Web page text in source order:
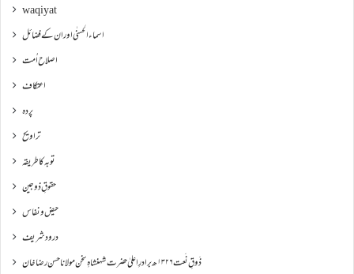
waqiyat
اسماءالحسنٰی اور ان کے فضائل
اصلاح اُمت
اعتکاف
پردہ
تراویح
توبہ کا طریقہ
حقوقِ ذوجین
حیض و نفاس
درود شریف
ذَوقِ نَعت ۱۳۲۶ھ برادرِ اعلیٰ حضرت شہنشاہِ سخن مولانا حسن رضا خان